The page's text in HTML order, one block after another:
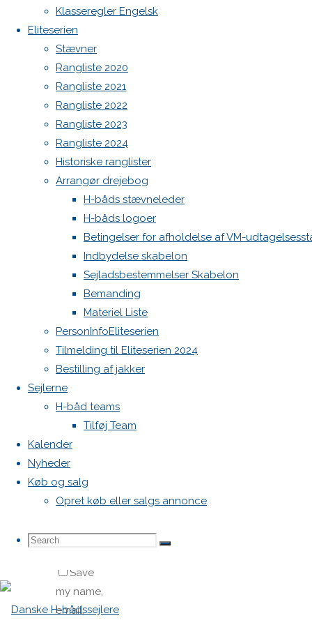
Klasseregler Engelsk
Eliteserien
Stævner
Rangliste 2020
Rangliste 2021
Rangliste 2022
Rangliste 2023
Rangliste 2024
Historiske ranglister
Arrangør drejebog
H-båds stævneleder
H-båds logoer
Betingelser for afholdelse af VM-
Indbydelse skabelon
Sejladsbestemmelser Skabelon
Bemanding
Materiel Liste
PersonInfoEliteserien
Tilmelding til Eliteserien 2024
Bestilling af jakker
Sejlerne
H-båd teams
Tilføj Team
Kalender
Nyheder
Køb og salg
Opret køb eller salgs annonce
Search
Search
Search
et
svar
Din e-
mailadresse
vil ikke
blive
publiceret.
Krævede
felter er
markeret
med
*
Name*
Email
Save
my name,
email,
North MH-6 fok i fin kapsejlads-stand sælges
Botnia 1987 DEN 613
Log ind
WordPress.org
Top